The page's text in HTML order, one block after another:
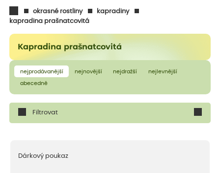
okrasné rostliny
kapradiny
kapradina prašnatcovitá
Kapradina prašnatcovitá
nejprodávanější nejnovější nejdražší nejlevnější
abecedně
Filtrovat
Dárkový poukaz